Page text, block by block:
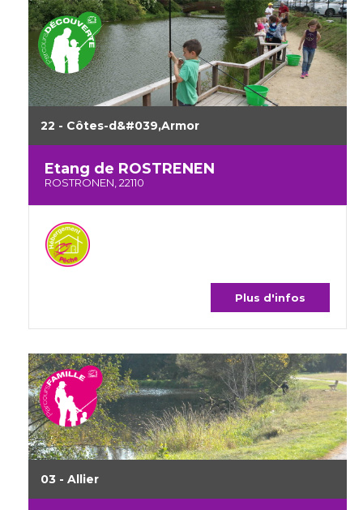
22 - Côtes-d&#039,Armor
Etang de ROSTRENEN
ROSTRONEN, 22110
Plus d'infos
03 - Allier